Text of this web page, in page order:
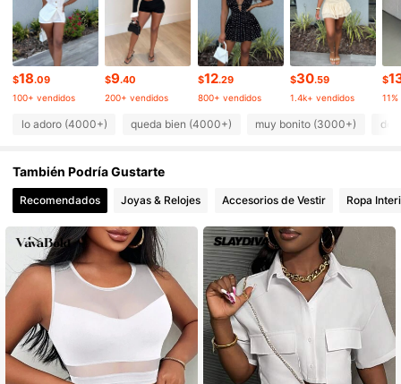
4.79 142K Seguidores
4.79 142K Seguidores
4.79 142K Seguidores
4.79 142K Seguidores
4.79 142K Seguidores
4.79 142K Seguidores
142K Seguidores
$18.09
100+ vendidos
$9.40
200+ vendidos
$12.29
800+ vendidos
$30.59
1.4k+ vendidos
$
lo adoro (4000+) queda bien (4000+) muy bonito (3000+) de
También Podría Gustarte
Recomendados Joyas & Relojes Accesorios de Vestir Ropa